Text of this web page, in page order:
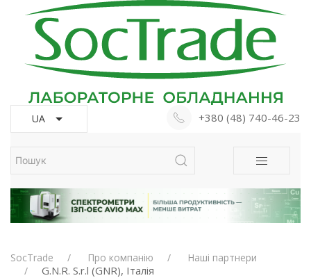
UA +380 (48) 740-46-23
SocTrade Про компанію Наші партнери
G.N.R. S.r.l (GNR), Італія